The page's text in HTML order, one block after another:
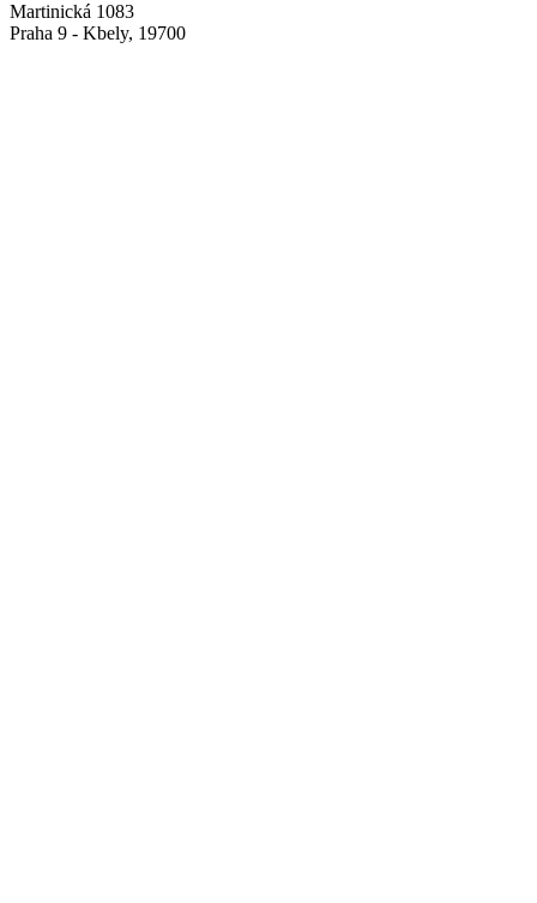
Martinická 1083
Praha 9 - Kbely, 19700